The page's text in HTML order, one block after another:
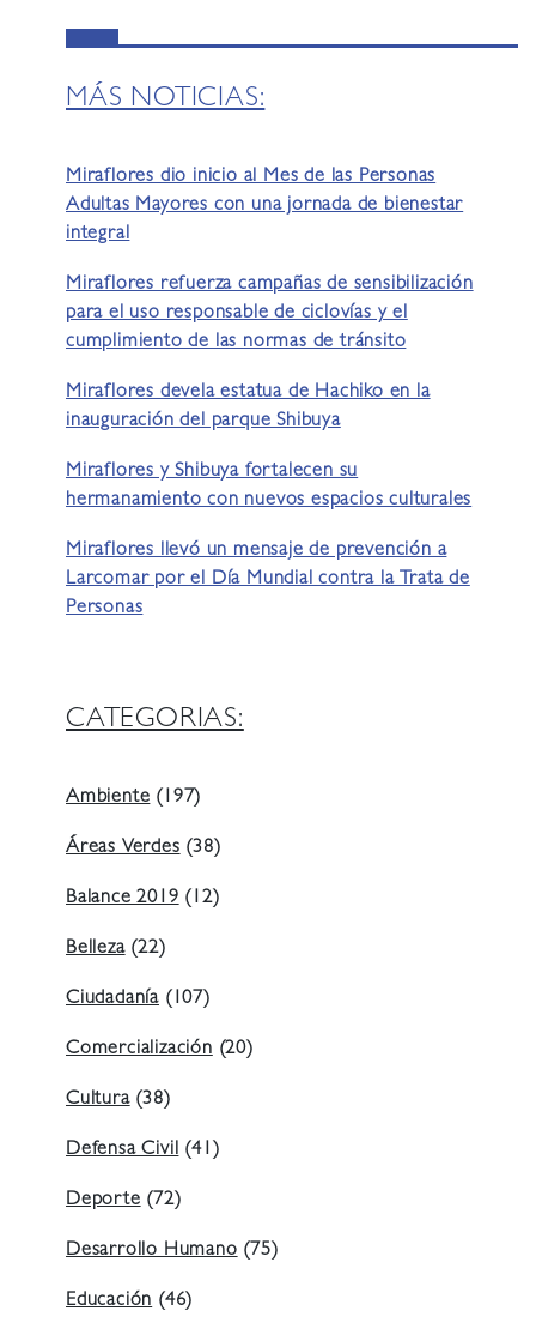
MÁS NOTICIAS:
Miraflores dio inicio al Mes de las Personas
Adultas Mayores con una jornada de bienestar
integral
Miraflores refuerza campañas de sensibilización
para el uso responsable de ciclovías y el
cumplimiento de las normas de tránsito
Miraflores devela estatua de Hachiko en la
inauguración del parque Shibuya
Miraflores y Shibuya fortalecen su
hermanamiento con nuevos espacios culturales
Miraflores llevó un mensaje de prevención a
Larcomar por el Día Mundial contra la Trata de
Personas
CATEGORIAS:
Ambiente(197)
Áreas Verdes(38)
Balance 2019(12)
Belleza(22)
Ciudadanía (107)
Comercialización(20)
Cultura(38)
Defensa Civil(41)
Deporte(72)
Desarrollo Humano(75)
Educación(46)